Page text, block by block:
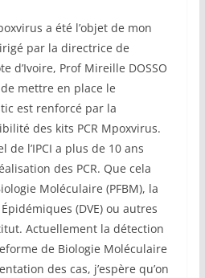
a été l’objet de mon
par la directrice de
d’Ivoire, Prof Mireille DOSSO
mettre en place le
est renforcé par la
des kits PCR Mpoxvirus.
de l’IPCI a plus de 10 ans
des PCR. Que cela
Moléculaire (PFBM), la
(DVE) ou autres
Actuellement la détection
de Biologie Moléculaire
des cas, j’espère qu’on